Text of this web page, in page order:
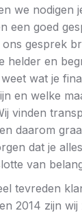
we nodigen
een goed
gesprek
helder en
wat je
en welke
vinden
daarom
dat je
van
tevreden
2014 zijn